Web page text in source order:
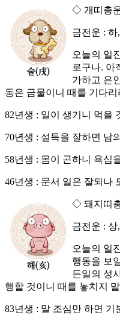
◇ 개띠총
금전운 :
오늘의 일
로구나. 아
가하고 은
동은 금물이니 때를 기다리
82년생 : 일이 생기니 먹을
70년생 : 설득을 잘하면 남
58년생 : 몸이 곤하니 욕심
46년생 : 문서 일은 잘되나
◇ 돼지띠
금전운 :
오늘의 일
행동을 보
든일의 성
행할 것이니 때를 놓치지
83년생 : 말 조심만 하면 기